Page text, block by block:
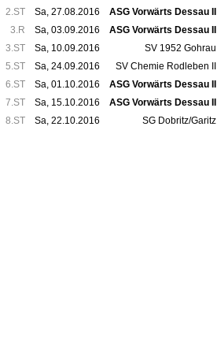
2.ST
Sa, 27.08.2016 ASG Vorwärts Dessau II
3.R
Sa, 03.09.2016 ASG Vorwärts Dessau II
3.ST
Sa, 10.09.2016 SV 1952 Gohrau
5.ST
Sa, 24.09.2016 SV Chemie Rodleben II
6.ST
Sa, 01.10.2016 ASG Vorwärts Dessau II
7.ST
Sa, 15.10.2016 ASG Vorwärts Dessau II
8.ST
Sa, 22.10.2016 SG Dobritz/Garitz